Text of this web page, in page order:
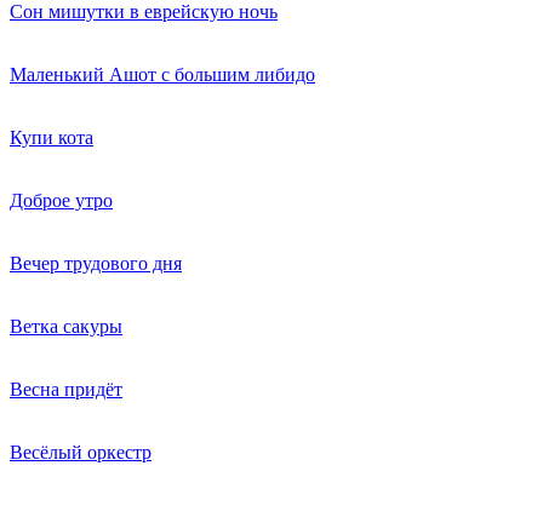
Сон мишутки в еврейскую ночь
Маленький Ашот с большим либидо
Купи кота
Доброе утро
Вечер трудового дня
Ветка сакуры
Весна придёт
Весёлый оркестр